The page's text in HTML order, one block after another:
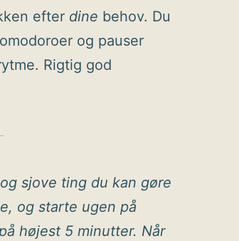
efter dine behov. Du
og pauser
Rigtig god
sjove ting du kan gøre
og starte ugen på
højest 5 minutter. Når